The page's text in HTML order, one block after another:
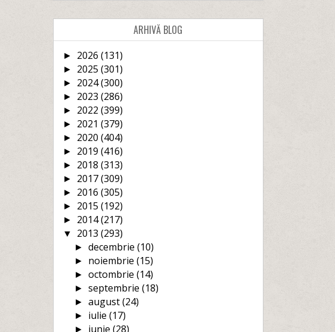
ARHIVĂ BLOG
► 2026 (131)
► 2025 (301)
► 2024(300)
► 2023 (286)
► 2022 (399)
► 2021 (379)
► 2020 (404)
► 2019 (416)
► 2018 (313)
► 2017(309)
► 2016 (305)
► 2015 (192)
► 2014(217)
▼ 2013 (293)
► decembrie (10)
► noiembrie (15)
► octombrie (14)
► septembrie (18)
► august(24)
► iulie (17)
► iunie (28)